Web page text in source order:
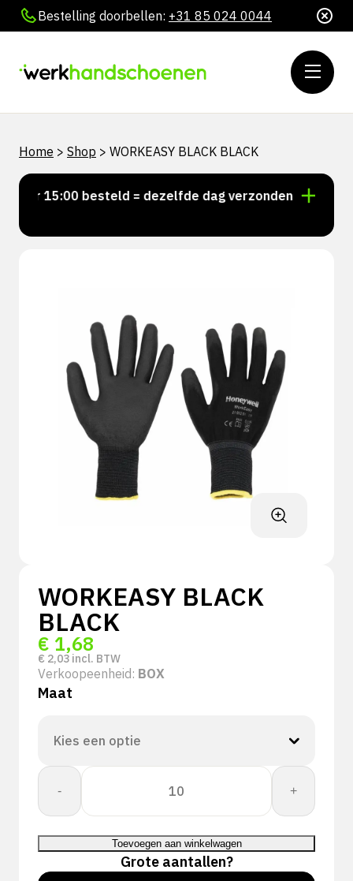
Bestelling doorbellen: +31 85 024 0044
Home > Shop > WORKEASY BLACK BLACK
15:00 besteld = dezelfde dag verzonden
WORKEASY BLACK
BLACK
€ 1,68
€ 2,03 incl. BTW
Verkoopeenheid: BOX
Maat
-
WORKEASY
BLACK
BLACK
aantal
+
Toevoegen aan winkelwagen
Grote aantallen?